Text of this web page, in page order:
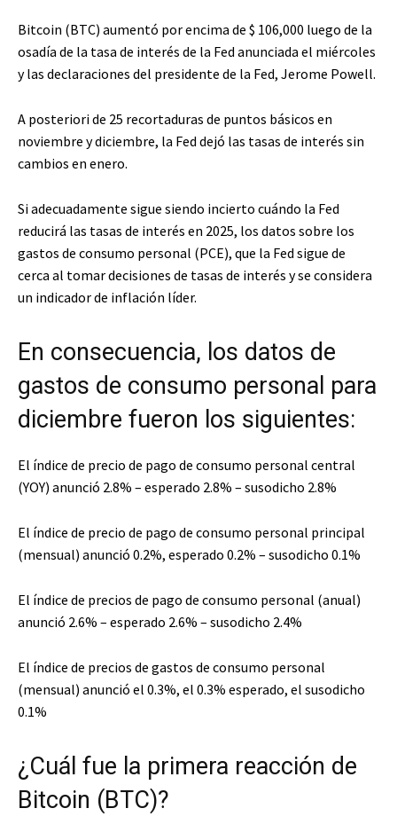
Bitcoin (BTC) aumentó por encima de $ 106,000 luego de la
osadía de la tasa de interés de la Fed anunciada el miércoles
y las declaraciones del presidente de la Fed, Jerome Powell.
A posteriori de 25 recortaduras de puntos básicos en
noviembre y diciembre, la Fed dejó las tasas de interés sin
cambios en enero.
Si adecuadamente sigue siendo incierto cuándo la Fed
reducirá las tasas de interés en 2025, los datos sobre los
gastos de consumo personal (PCE), que la Fed sigue de
cerca al tomar decisiones de tasas de interés y se considera
un indicador de inflación líder.
En consecuencia, los datos de
gastos de consumo personal para
diciembre fueron los siguientes:
El índice de precio de pago de consumo personal central
(YOY) anunció 2.8% – esperado 2.8% – susodicho 2.8%
El índice de precio de pago de consumo personal principal
(mensual) anunció 0.2%, esperado 0.2% – susodicho 0.1%
El índice de precios de pago de consumo personal (anual)
anunció 2.6% – esperado 2.6% – susodicho 2.4%
El índice de precios de gastos de consumo personal
(mensual) anunció el 0.3%, el 0.3% esperado, el susodicho
0.1%
¿Cuál fue la primera reacción de
Bitcoin (BTC)?